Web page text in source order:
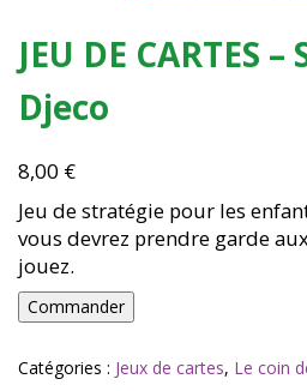
JEU DE CARTES
Djeco
8,00 €
Jeu de stratégie pour les
vous devrez prendre garde
jouez.
quantité
de
DE
Commander
Catégories : Jeux de cartes, Le coin